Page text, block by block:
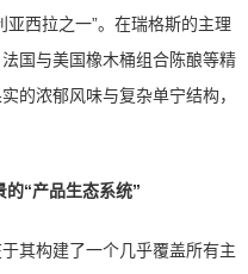
西拉之一”。在瑞格斯的主理
国与美国橡木桶组合陈酿等精
的浓郁风味与复杂单宁结构，
“产品生态系统”
其构建了一个几乎覆盖所有主